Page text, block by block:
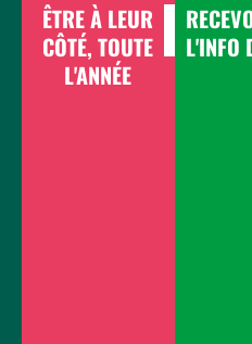
ÊTRE À LEUR
CÔTÉ, TOUTE
L'ANNÉE
DONNER
L'INFO